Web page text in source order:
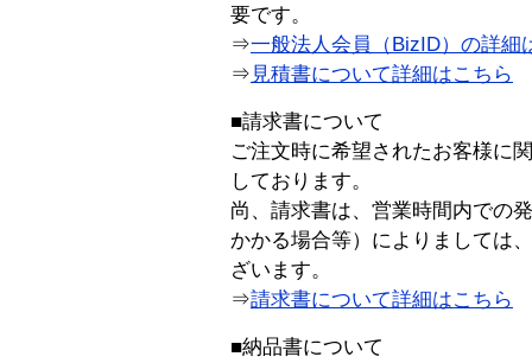
要です。
⇒一般法人会員（BizID）の詳細
⇒ 見積書について詳細はこちら
■請求書について
ご注文時に希望されたお客様に
しております。
尚、請求書は、営業時間内での
かかる場合等）によりましては
ざいます。
⇒請求書について詳細はこちら
■納品書について